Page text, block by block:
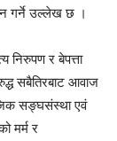
गर्ने उल्लेख छ ।
निरुपण र बेपत्ता
सबैतिरबाट आवाज
सङ्घसंस्था एवं
मर्म र